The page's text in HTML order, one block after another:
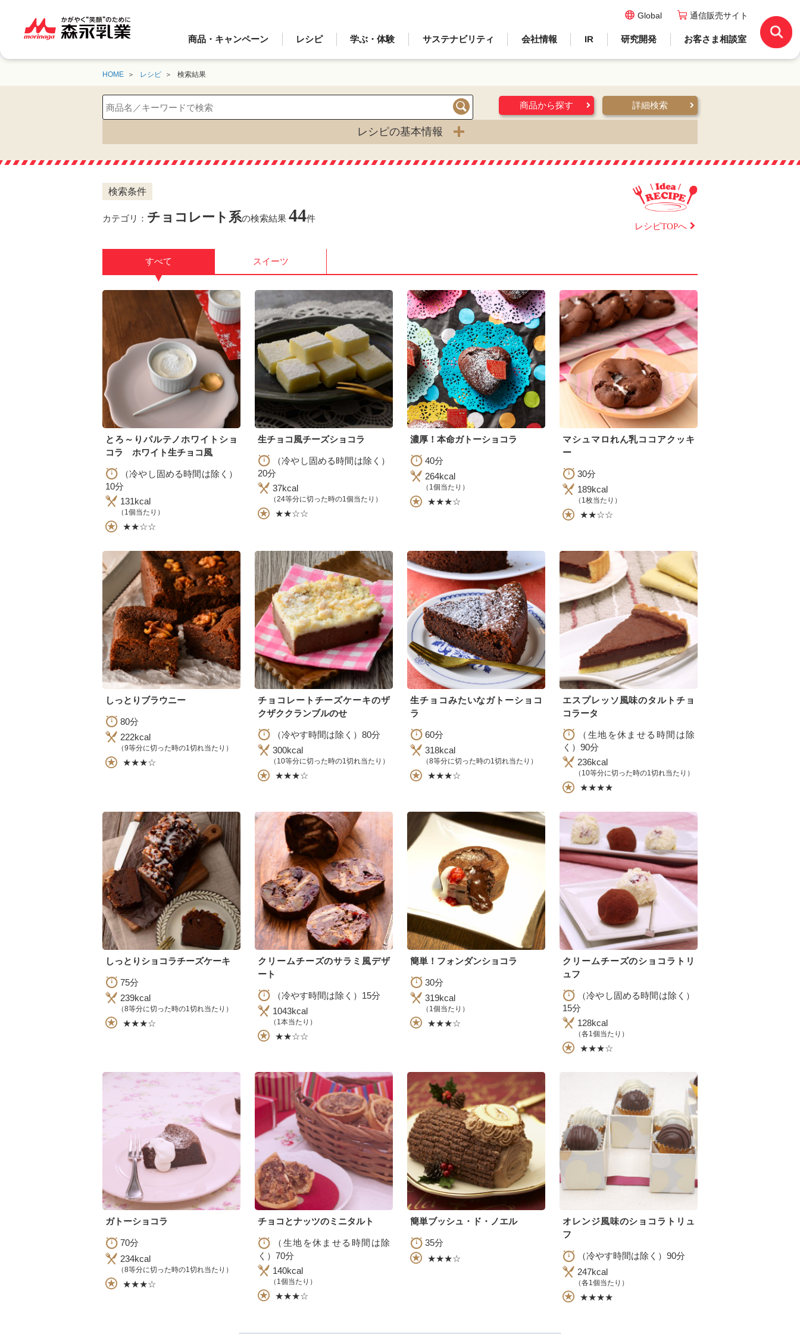
商品・キャンペーン レシピ 学ぶ・体験 サステナビリティ 会社情報 IR 研究開発 お客さま相談室
Global 通信販売サイト
HOME レシピ 検索結果
検索
商品から探す 詳細検索
レシピの基本情報
検索条件
カテゴリ： チョコレート系の検索結果 44件
レシピTOPへ
すべて
▼
スイーツ
とろ～りパルテノホワイトショ
コラ ホワイト生チョコ風
（冷やし固める時間は除く）
10分
131kcal
（1個当たり）
★★☆☆
生チョコ風チーズショコラ
（冷やし固める時間は除く）
20分
37kcal
（24等分に切った時の1個当たり）
★★☆☆
濃厚！本命ガトーショコラ
40分
264kcal
（1個当たり）
★★★☆
マシュマロれん乳ココアクッキ
ー
30分
189kcal
（1枚当たり）
★★☆☆
しっとりブラウニー
80分
222kcal
（9等分に切った時の1切れ当たり）
★★★☆
チョコレートチーズケーキのザ
クザククランブルのせ
（冷やす時間は除く）80分
300kcal
（10等分に切った時の1切れ当たり）
★★★☆
生チョコみたいなガトーショコ
ラ
60分
318kcal
（8等分に切った時の1切れ当たり）
★★★☆
エスプレッソ風味のタルトチョ
コラータ
（生地を休ませる時間は除
く）90分
236kcal
（10等分に切った時の1切れ当たり）
★★★★
しっとりショコラチーズケーキ
75分
239kcal
（8等分に切った時の1切れ当たり）
★★★☆
クリームチーズのサラミ風デザ
ート
（冷やす時間は除く）15分
1043kcal
（1本当たり）
★★☆☆
簡単！フォンダンショコラ
30分
319kcal
（1個当たり）
★★★☆
クリームチーズのショコラトリ
ュフ
（冷やし固める時間は除く）
15分
128kcal
（各1個当たり）
★★★☆
ガトーショコラ
70分
234kcal
（8等分に切った時の1切れ当たり）
★★★☆
チョコとナッツのミニタルト
（生地を休ませる時間は除
く）70分
140kcal
（1個当たり）
★★★☆
簡単ブッシュ・ド・ノエル
35分
★★★☆
オレンジ風味のショコラトリュ
フ
（冷やす時間は除く）90分
247kcal
（各1個当たり）
★★★★